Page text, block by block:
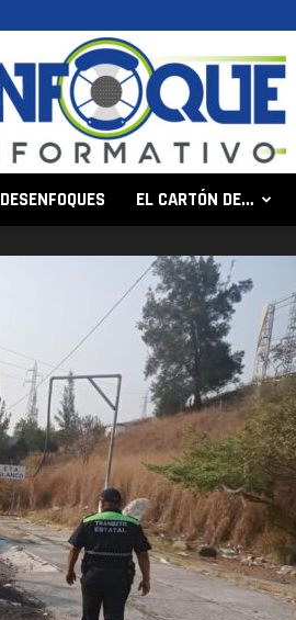
Informativo
DESENFOQUES EL CARTÓN DE…